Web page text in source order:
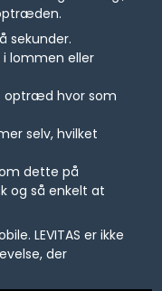
sekunder.
lommen eller
optræd hvor som
selv, hvilket
dette på
og så enkelt at
LEVITAS er ikke
der